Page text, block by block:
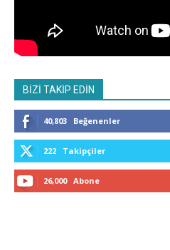
BİZİ TAKİP EDİN
40,803 Beğenenler
222 Takipçiler
26,000 Abone